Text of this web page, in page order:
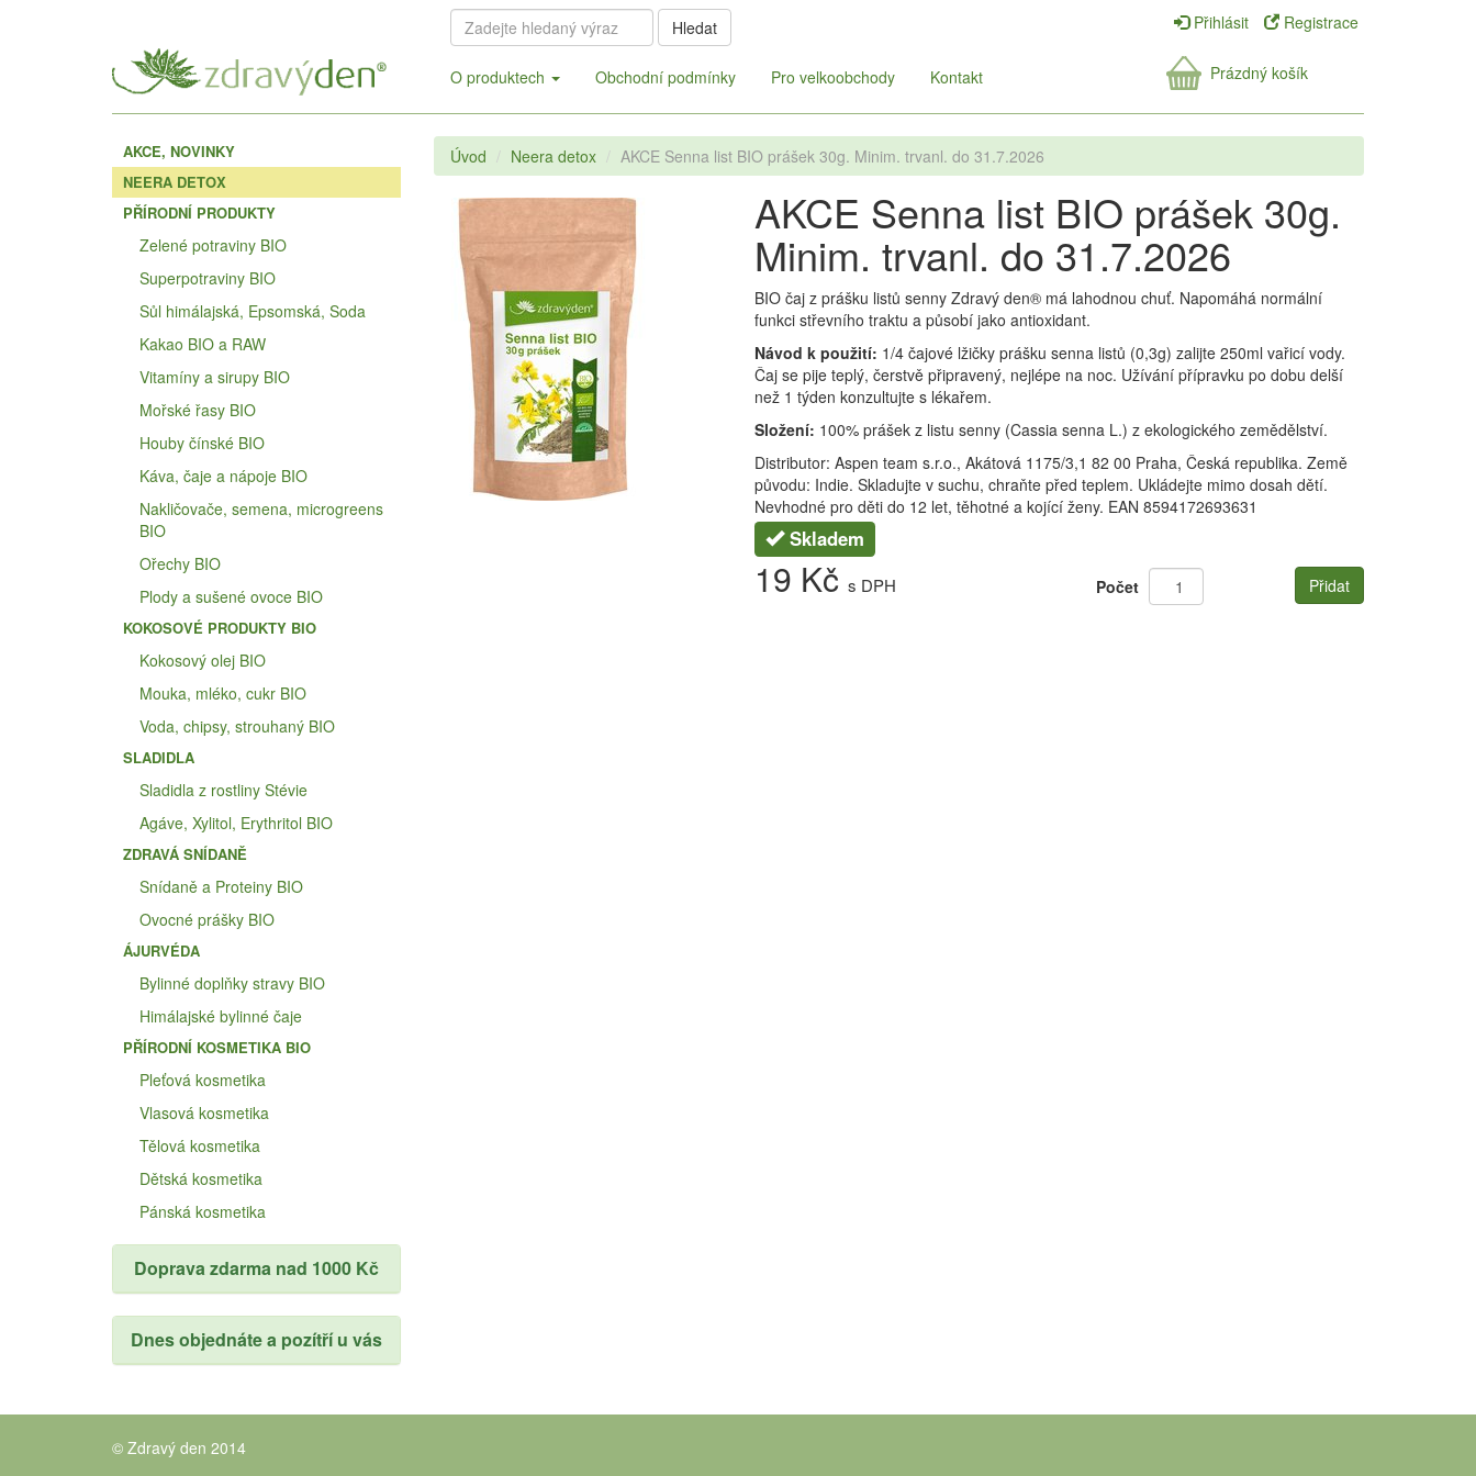
Hledat Přihlásit Registrace
O produktech Obchodní podmínky Pro velkoobchody Kontakt Prázdný košík
AKCE, NOVINKY
NEERA DETOX
PŘÍRODNÍ PRODUKTY
Zelené potraviny BIO
Superpotraviny BIO
Sůl himálajská, Epsomská, Soda
Kakao BIO a RAW
Vitamíny a sirupy BIO
Mořské řasy BIO
Houby čínské BIO
Káva, čaje a nápoje BIO
Nakličovače, semena, microgreens
BIO
Ořechy BIO
Plody a sušené ovoce BIO
KOKOSOVÉ PRODUKTY BIO
Kokosový olej BIO
Mouka, mléko, cukr BIO
Voda, chipsy, strouhaný BIO
SLADIDLA
Sladidla z rostliny Stévie
Agáve, Xylitol, Erythritol BIO
ZDRAVÁ SNÍDANĚ
Snídaně a Proteiny BIO
Ovocné prášky BIO
ÁJURVÉDA
Bylinné doplňky stravy BIO
Himálajské bylinné čaje
PŘÍRODNÍ KOSMETIKA BIO
Pleťová kosmetika
Vlasová kosmetika
Tělová kosmetika
Dětská kosmetika
Pánská kosmetika
Doprava zdarma nad 1000 Kč
Dnes objednáte a pozítří u vás
Úvod Neera detox AKCE Senna list BIO prášek 30g. Minim. trvanl. do 31.7.2026
AKCE Senna list BIO prášek 30g.
Minim. trvanl. do 31.7.2026
BIO čaj z prášku listů senny Zdravý den® má lahodnou chuť. Napomáhá normální
funkci střevního traktu a působí jako antioxidant.
Návod k použití: 1/4 čajové lžičky prášku senna listů (0,3g) zalijte 250ml vařicí vody.
Čaj se pije teplý, čerstvě připravený, nejlépe na noc. Užívání přípravku po dobu delší
než 1 týden konzultujte s lékařem.
Složení: 100% prášek z listu senny (Cassia senna L.) z ekologického zemědělství.
Distributor: Aspen team s.r.o., Akátová 1175/3,1 82 00 Praha, Česká republika. Země
původu: Indie. Skladujte v suchu, chraňte před teplem. Ukládejte mimo dosah dětí.
Nevhodné pro děti do 12 let, těhotné a kojící ženy. EAN 8594172693631
Skladem
19 Kč s DPH Počet Přidat
© Zdravý den 2014